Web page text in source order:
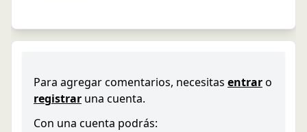
Para agregar comentarios, necesitas entraro
registrar una cuenta.
Con una cuenta podrás: